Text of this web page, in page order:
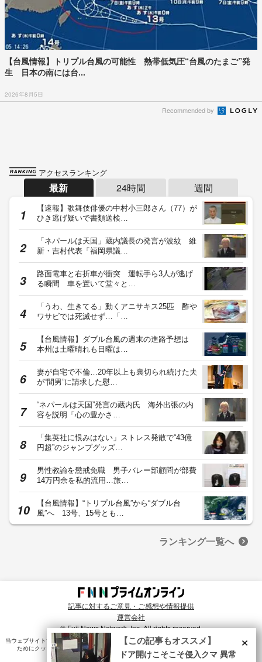
【台風情報】トリプル台風の可能性 熱帯低気圧“台風のたまご”発
生 日本の南には台...
2026年8月5日
Recommended by
アクセスランキング
最新 24時間 週間
【速報】歌舞伎俳優の中村小三郎さん（77）が
ひき逃げ疑いで書類送検…
「ネパールは天国」蔵内議長の発言が波紋 維
新・吉村代表「福岡県議…
路面電車と右折車が衝突 運転手ら3人が逃げ
る瞬間 車を置いて堂々と…
「うわ、生きてる」動くアニサキス25匹 酢や
ワサビでは死滅せず…「…
【台風情報】ダブル台風の週末の進路予想は
本州は土曜晴れも日曜は…
妻が自宅で不倫…20年以上も裏切られ続けた夫
が“間男”に請求した慰…
“ネパールは天国”発言の蔵内氏 海外出張の内
容を説明「心の豊かさ…
「集英社に恨みはない」ストレス発散で“43億
円超”のジャンプグッズ…
男性教諭を懲戒免職 男子バレー部顧問が部費
14万円余を私的流用…旅…
【台風情報】“トリプル台風”から“ダブル台
風”へ 13号、15号とも…
ランキング一覧へ
記事に対するご意見・ご感想や情報提供
運営会社
© Fuji News Network, Inc. All rights reserved.
当ウェブサイトでは、ユーザのニーズ・興味・関⼼に合致したコンテンツや広告配信を提供する
ためにクッキーを使⽤しています。詳細は、
プライバシーポリシー をご確認ください。×
【この記事もオススメ】
ドア開けこそこそ侵入クマ 異常